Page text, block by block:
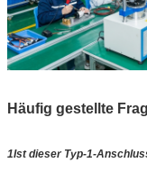
Häufig gestellte
1Ist dieser Typ-1-